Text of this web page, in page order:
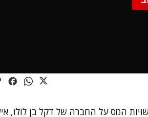
רשויות המס על החברה של דקל בן לולו,